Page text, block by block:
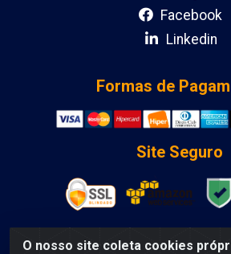
O nosso site coleta cookies
Facebook
Linkedin
Formas de
Site Seguro